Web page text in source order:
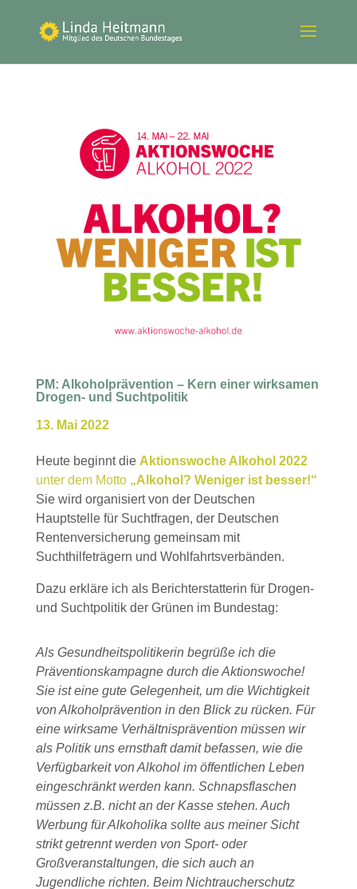
PM: Alkoholprävention – Kern einer wirksamen
Drogen- und Suchtpolitik
13. Mai 2022
Heute beginnt die Aktionswoche Alkohol 2022
unter dem Motto„Alkohol? Weniger ist besser!“
Sie wird organisiert von der Deutschen
Hauptstelle für Suchtfragen, der Deutschen
Rentenversicherung gemeinsam mit
Suchthilfeträgern und Wohlfahrtsverbänden.
Dazu erkläre ich als Berichterstatterin für Drogen-
und Suchtpolitik der Grünen im Bundestag:
Als Gesundheitspolitikerin begrüße ich die
Präventionskampagne durch die Aktionswoche!
Sie ist eine gute Gelegenheit, um die Wichtigkeit
von Alkoholprävention in den Blick zu rücken. Für
eine wirksame Verhältnisprävention müssen wir
als Politik uns ernsthaft damit befassen, wie die
Verfügbarkeit von Alkohol im öffentlichen Leben
eingeschränkt werden kann. Schnapsflaschen
müssen z.B. nicht an der Kasse stehen. Auch
Werbung für Alkoholika sollte aus meiner Sicht
strikt getrennt werden von Sport- oder
Großveranstaltungen, die sich auch an
Jugendliche richten. Beim Nichtraucherschutz